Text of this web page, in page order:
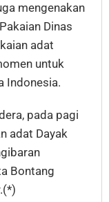
mengenakan
Dinas
adat
untuk
Indonesia.
pada pagi
adat Dayak
Bontang